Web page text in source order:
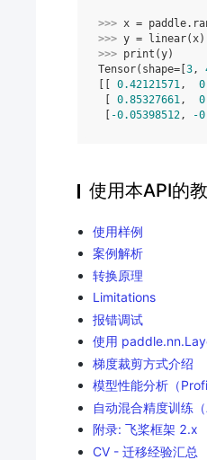
>>> x = paddle.
>>> y = linear(x)
>>> print (y)
Tensor(shape=[3,
[[ 0.42121571,
[ 0.85327661,
[ -0.05398512, -
使用本API的
使用样例
案例解析
转换原理
Limitations
报错调试
使用
梯度裁剪方式介绍
模型性能分析（
自动混合精度训练
附录: 飞桨框架 2.x
CV - 迁移经验汇总